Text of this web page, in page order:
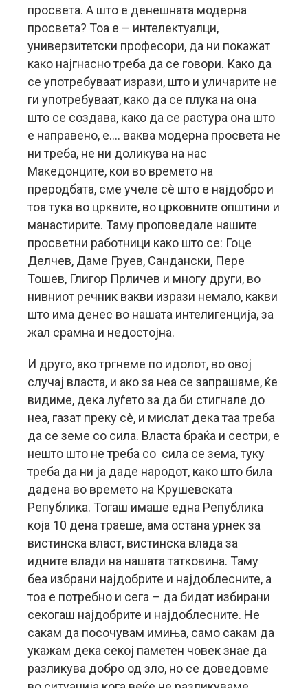
просвета. А што е денешната модерна
просвета? Тоа е – интелектуалци,
универзитетски професори, да ни покажат
како најгнасно треба да се говори. Како да
се употребуваат изрази, што и уличарите не
ги употребуваат, како да се плука на она
што се создава, како да се растура она што
е направено, е…. ваква модерна просвета не
ни треба, не ни доликува на нас
Македонците, кои во времето на
преродбата, сме учеле сè што е најдобро и
тоа тука во црквите, во црковните општини и
манастирите. Таму проповедале нашите
просветни работници како што се: Гоце
Делчев, Даме Груев, Сандански, Пере
Тошев, Глигор Прличев и многу други, во
нивниот речник вакви изрази немало, какви
што има денес во нашата интелигенција, за
жал срамна и недостојна.
И друго, ако тргнеме по идолот, во овој
случај власта, и ако за неа се запрашаме, ќе
видиме, дека луѓето за да би стигнале до
неа, газат преку сè, и мислат дека таа треба
да се земе со сила. Власта браќа и сестри, е
нешто што не треба со сила се зема, туку
треба да ни ја даде народот, како што била
дадена во времето на Крушевската
Република. Тогаш имаше една Република
која 10 дена траеше, ама остана урнек за
вистинска власт, вистинска влада за
идните влади на нашата татковина. Таму
беа избрани најдобрите и најдоблесните, а
тоа е потребно и сега – да бидат избирани
секогаш најдобрите и најдоблесните. Не
сакам да посочувам имиња, само сакам да
укажам дека секој паметен човек знае да
разликува добро од зло, но се доведовме